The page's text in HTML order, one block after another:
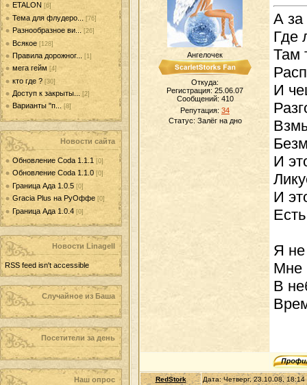
ETALON [6]
Тема для флудеро... [76]
Разнообразное ви... [26]
Всякое [128]
Правила дорожног... [1]
мега гейм [4]
кто где ? [30]
Доступ к закрыты... [2]
Варианты "п... [8]
Новости сайта
Обновление Coda 1.1.1 [0]
Обновление Coda 1.1.0 [0]
Граница Ада 1.0.5 [0]
Gracia Plus на РуОффе [0]
Граница Ада 1.0.4 [0]
Новости LinageII
RSS feed isn't accessible
Случайное из Баша
Посетители за день
Наш опрос
Ангелочек
Откуда:
Регистрация: 25.06.07
Сообщений: 410
Репутация: 34
Статус: Залёг на дно
А за
Где
Там
И
И
И
Я
Мне
В
RedStork Дата: Четверг, 23.10.08,